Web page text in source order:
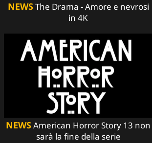
NEWSThe Drama - Amore e nevrosi
in 4K
NEWSAmerican Horror Story 13 non
sarà la fine della serie